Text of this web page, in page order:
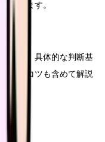
行います。
いて、具体的な判断基
断のコツも含めて解説